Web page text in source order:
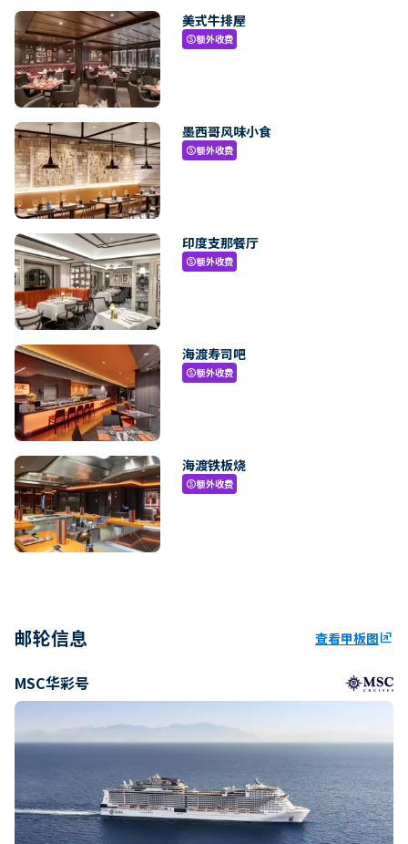
美式牛排屋
paid额外收费
墨西哥风味小食
paid额外收费
印度支那餐厅
paid额外收费
海渡寿司吧
paid额外收费
海渡铁板烧
paid额外收费
邮轮信息 查看甲板图ungroup
MSC华彩号